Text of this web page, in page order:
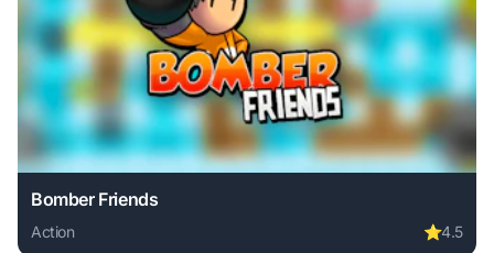
Bomber Friends
Action ⭐4.5